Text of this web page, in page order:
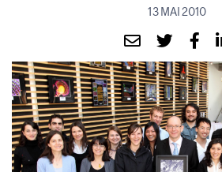
13 MAI 2010